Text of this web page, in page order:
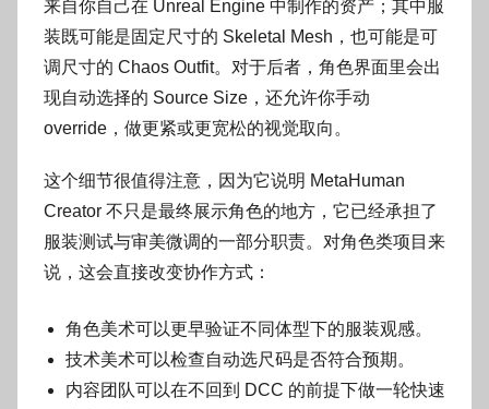
来自你自己在 Unreal Engine 中制作的资产；其中服
装既可能是固定尺寸的 Skeletal Mesh，也可能是可
调尺寸的 Chaos Outfit。对于后者，角色界面里会出
现自动选择的 Source Size，还允许你手动
override，做更紧或更宽松的视觉取向。
这个细节很值得注意，因为它说明 MetaHuman
Creator 不只是最终展示角色的地方，它已经承担了
服装测试与审美微调的一部分职责。对角色类项目来
说，这会直接改变协作方式：
角色美术可以更早验证不同体型下的服装观感。
技术美术可以检查自动选尺码是否符合预期。
内容团队可以在不回到 DCC 的前提下做一轮快速